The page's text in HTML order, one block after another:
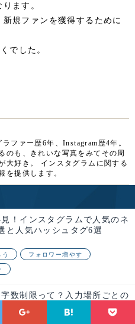
ます。
規ファンを獲得するために
でした。
ファー歴6年、Instagram歴4年。
のも、きれいな写真をみてその周
大好き。 インスタグラムに関する
を提供します。
！インスタグラムで人気のネ
と人気ハッシュタグ6選
フォロワー増やす
数制限って？入力場所ごとの